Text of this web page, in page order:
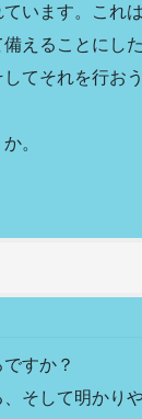
います。これ
えることにした
てそれを行お
。
すか？
そして明かり